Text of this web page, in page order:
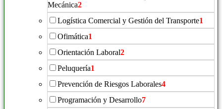
Mecánica2
Logística Comercial y Gestión del Transporte1
Ofimática1
Orientación Laboral2
Peluquería1
Prevención de Riesgos Laborales4
Programación y Desarrollo7